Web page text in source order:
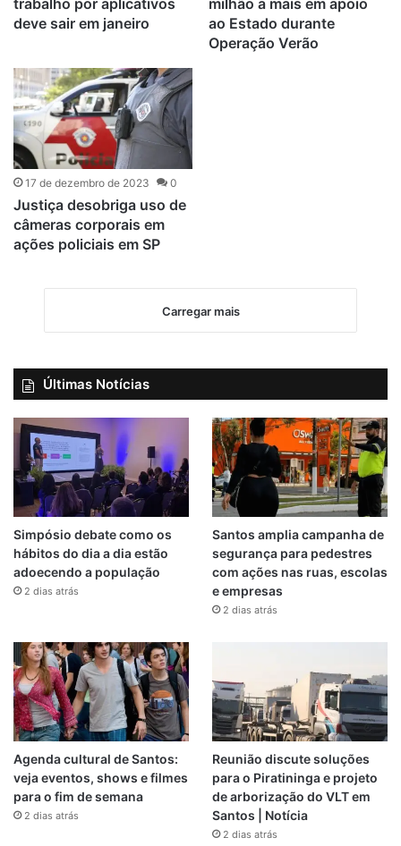
trabalho por aplicativos
deve sair em janeiro
milhão a mais em apoio
ao Estado durante
Operação Verão
17 de dezembro de 2023 0
Justiça desobriga uso de
câmeras corporais em
ações policiais em SP
Carregar mais
Últimas Notícias
Simpósio debate como os
hábitos do dia a dia estão
adoecendo a população
2 dias atrás
Santos amplia campanha de
segurança para pedestres
com ações nas ruas, escolas
e empresas
2 dias atrás
Agenda cultural de Santos:
veja eventos, shows e filmes
para o fim de semana
2 dias atrás
Reunião discute soluções
para o Piratininga e projeto
de arborização do VLT em
Santos | Notícia
2 dias atrás